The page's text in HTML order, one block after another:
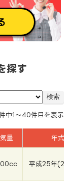
探す
中1～40件目を表示
量 年式
平成25年